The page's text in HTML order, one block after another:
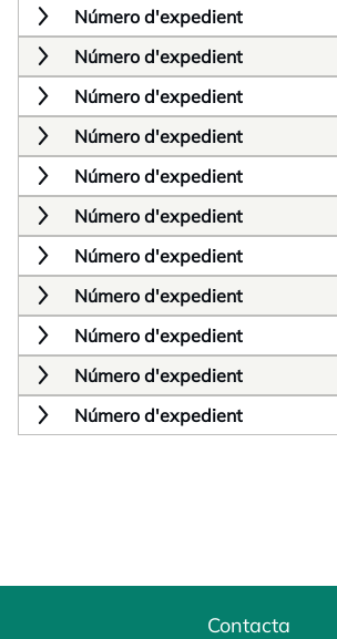
Número d'expedient
Número d'expedient
Número d'expedient
Número d'expedient
Número d'expedient
Número d'expedient
Número d'expedient
Número d'expedient
Número d'expedient
Número d'expedient
Número d'expedient
Contacta